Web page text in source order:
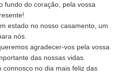
fundo do coração, pela vossa
estado no nosso casamento, um
nós.
agradecer-vos pela vossa
das nossas vidas.
connosco no dia mais feliz das